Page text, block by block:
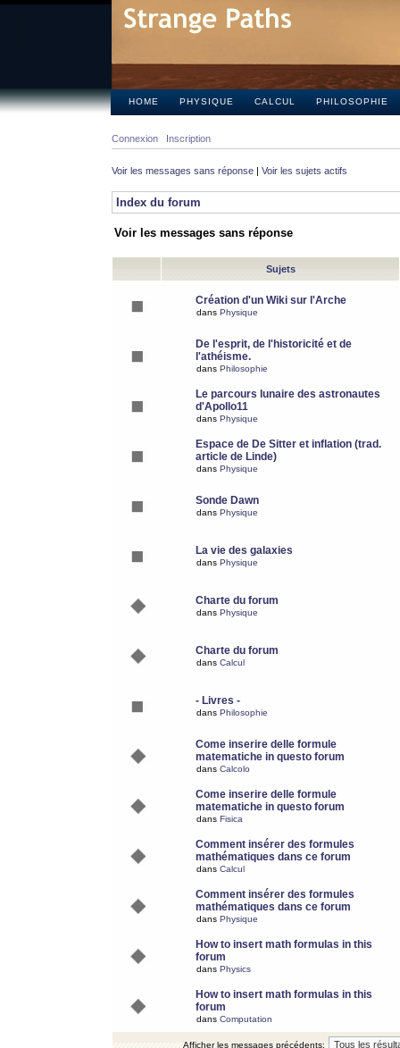
HOME PHYSIQUE CALCUL PHILOSOPHIE
Connexion Inscription
Voir les messages sans réponse | Voir les sujets actifs
Index du forum
Voir les messages sans réponse
Sujets
Création d'un Wiki sur l'Arche
dans Physique
De l'esprit, de l'historicité et de
l'athéisme.
dans Philosophie
Le parcours lunaire des astronautes
d'Apollo11
dans Physique
Espace de De Sitter et inflation (trad.
article de Linde)
dans Physique
Sonde Dawn
dans Physique
La vie des galaxies
dans Physique
Charte du forum
dans Physique
Charte du forum
dans Calcul
- Livres -
dans Philosophie
Come inserire delle formule
matematiche in questo forum
dans Calcolo
Come inserire delle formule
matematiche in questo forum
dans Fisica
Comment insérer des formules
mathématiques dans ce forum
dans Calcul
Comment insérer des formules
mathématiques dans ce forum
dans Physique
How to insert math formulas in this
forum
dans Physics
How to insert math formulas in this
forum
dans Computation
Afficher les messages précédents: